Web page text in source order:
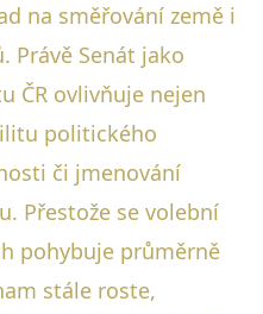
na směřování země i
Právě Senát jako
ČR ovlivňuje nejen
politického
či jmenování
Přestože se volební
pohybuje průměrně
stále roste,